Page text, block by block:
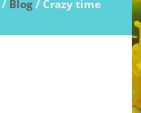
/ Blog/ Crazy time